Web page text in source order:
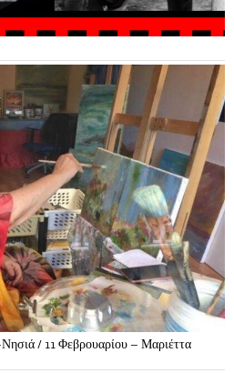
/ 11 Φεβρουαρίου – Μαριέττα